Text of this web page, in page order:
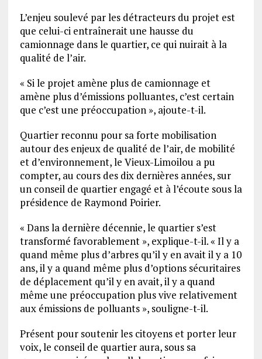
L’enjeu soulevé par les détracteurs du projet est
que celui-ci entraînerait une hausse du
camionnage dans le quartier, ce qui nuirait à la
qualité de l’air.
« Si le projet amène plus de camionnage et
amène plus d’émissions polluantes, c’est certain
que c’est une préoccupation », ajoute-t-il.
Quartier reconnu pour sa forte mobilisation
autour des enjeux de qualité de l’air, de mobilité
et d’environnement, le Vieux-Limoilou a pu
compter, au cours des dix dernières années, sur
un conseil de quartier engagé et à l’écoute sous la
présidence de Raymond Poirier.
« Dans la dernière décennie, le quartier s’est
transformé favorablement », explique-t-il. « Il y a
quand même plus d’arbres qu’il y en avait il y a 10
ans, il y a quand même plus d’options sécuritaires
de déplacement qu’il y en avait, il y a quand
même une préoccupation plus vive relativement
aux émissions de polluants », souligne-t-il.
Présent pour soutenir les citoyens et porter leur
voix, le conseil de quartier aura, sous sa